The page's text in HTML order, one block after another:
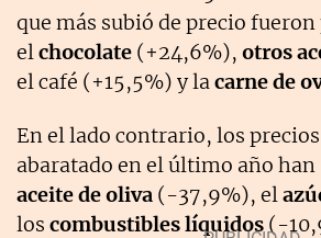
que más subió de precio
elchocolate (+24,6%), otros
el café (+15,5%) y lacarne de
En el lado contrario, los
abaratado en el último año han
aceite de oliva (-37,9%), el
los combustibleslíquidos (-